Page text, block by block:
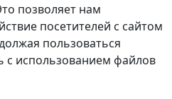
позволяет нам
посетителей с сайтом
пользоваться
с использованием файлов